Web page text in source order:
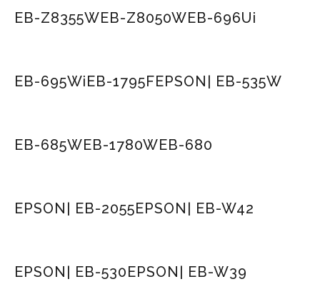
EB-Z8355WEB-Z8050WEB-696Ui
EB-695WiEB-1795FEPSON| EB-535W
EB-685WEB-1780WEB-680
EPSON| EB-2055EPSON| EB-W42
EPSON| EB-530EPSON| EB-W39